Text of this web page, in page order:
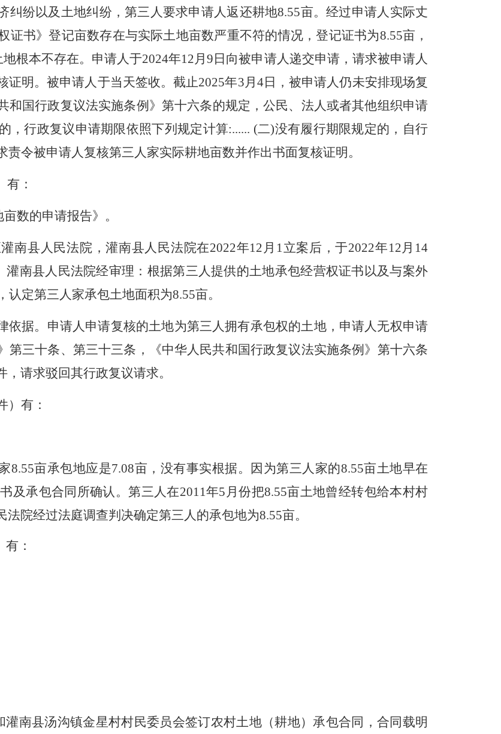
纠纷以及土地纠纷，第三人要求申请人返还耕地8.55亩。经过申请人 实际丈
证书》登记亩数存在与实际土地亩数严重不符的情况，登记证书为8.55亩，
根本不存在。 申请人于2024年12月9日 向被申请人递交申请，请求被申请人
证明。被申请人于当天签收。截止2025年3月4日，被申请人仍未安排现场复
和国行政复议法实施条例》第十六条的规定，公民、法人或者其他组织申请
，行政复议申请期限依照下列规定计算:...... (二)没有履行期限规定的，自行
责令被申请人复核第三人家实际耕地亩数并作出书面复核证明。
有：
数的申请报告》。
南县人民法院，灌南县人民法院在2022年12月1立案后，于2022年12月14
灌南县人民法院经审理：根据第三人提供的土地承包经营权证书以及与案外
定第三人家承包土地面积为8.55亩。
依据。申请人申请复核的土地为第三人拥有承包权的土地，申请人无权申请
第三十条、第三十三条，《中华人民共和国行政复议法实施条例》第十六条
请求驳回其行政复议请求。
）有：
8.55亩承包地应是7.08亩，没有事实根据。因为第三人家的8.55亩土地早在
及承包合同所确认。第三人在2011年5月份把8.55亩土地曾经转包给本村村
院经过法庭调查判决确定第三人的承包地为8.55亩。
：
灌南县汤沟镇金星村村民委员会签订农村土地（耕地）承包合同，合同载明